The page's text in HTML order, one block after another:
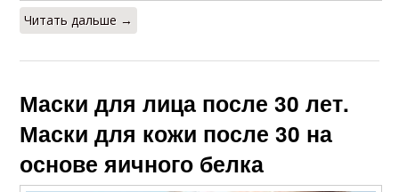
Читать дальше →
Маски для лица после 30 лет.
Маски для кожи после 30 на
основе яичного белка